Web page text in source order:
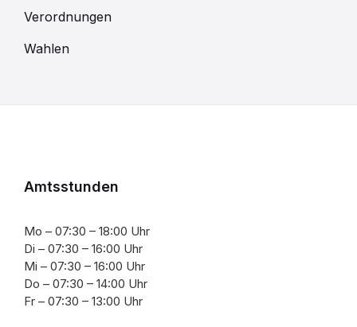
Verordnungen
Wahlen
Amtsstunden
Mo – 07:30 – 18:00 Uhr
Di – 07:30 – 16:00 Uhr
Mi – 07:30 – 16:00 Uhr
Do – 07:30 – 14:00 Uhr
Fr – 07:30 – 13:00 Uhr